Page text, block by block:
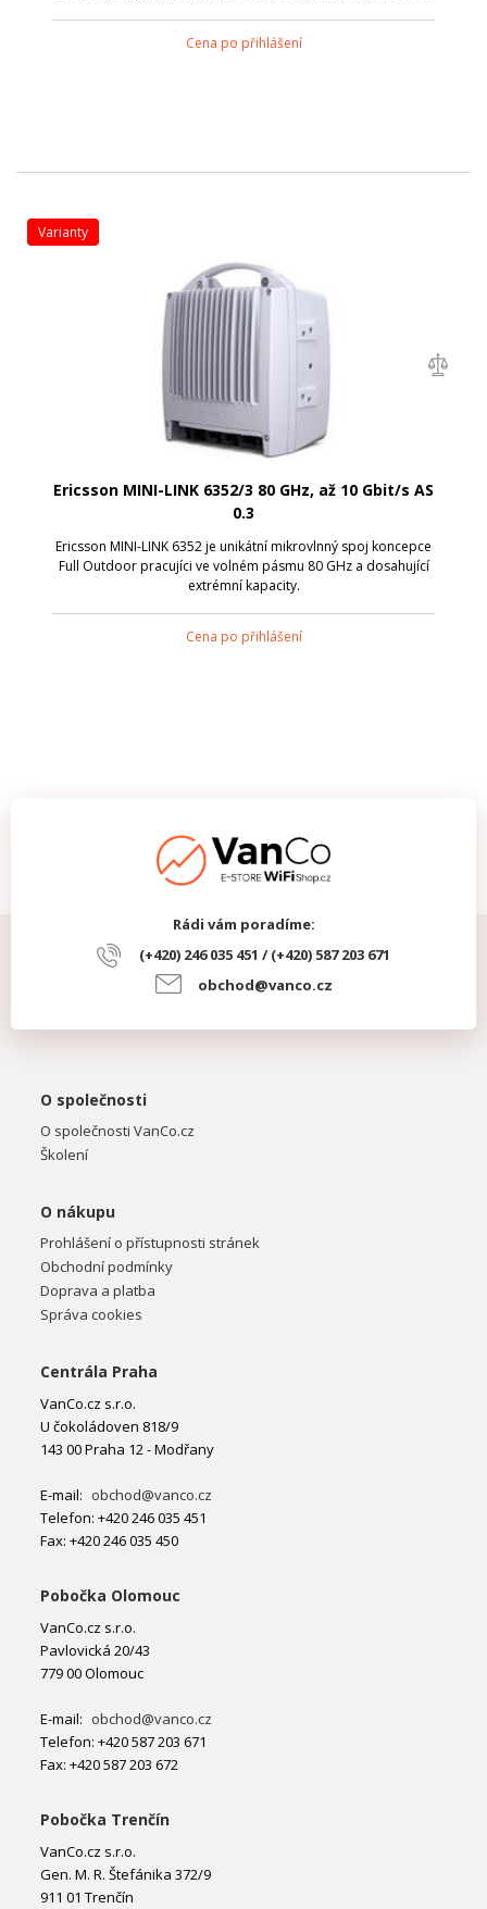
Cena po přihlášení
Ericsson MINI-LINK 6352/3 80 GHz, až 10 Gbit/s AS
0.3
Ericsson MINI-LINK 6352 je unikátní mikrovlnný spoj koncepce
Full Outdoor pracujíci ve volném pásmu 80 GHz a dosahující
extrémní kapacity.
Cena po přihlášení
varianty
Rádi vám poradíme:
(+420) 246 035 451 / (+420) 587 203 671
obchod@vanco.cz
O společnosti
O společnosti VanCo.cz
Školení
O nákupu
Prohlášení o přístupnosti stránek
Obchodní podmínky
Doprava a platba
Správa cookies
Centrála Praha
VanCo.cz s.r.o.
U čokoládoven 818/9
143 00 Praha 12 - Modřany
E-mail: obchod@vanco.cz
Telefon: +420 246 035 451
Fax: +420 246 035 450
Pobočka Olomouc
VanCo.cz s.r.o.
Pavlovická 20/43
779 00 Olomouc
E-mail: obchod@vanco.cz
Telefon: +420 587 203 671
Fax: +420 587 203 672
Pobočka Trenčín
VanCo.cz s.r.o.
Gen. M. R. Štefánika 372/9
911 01 Trenčín